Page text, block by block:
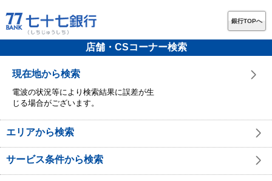
銀行TOPへ
店舗・CSコーナー検索
現在地から検索
電波の状況等により検索結果に誤差が生
じる場合がございます。
エリアから検索
サービス条件から検索